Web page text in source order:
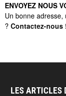
ENVOYEZ NOUS
Un bonne
? Contactez-nous
LES ARTICLES